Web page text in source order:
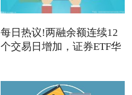
每日热议!两融余额连续12
个交易日增加，证券ETF华